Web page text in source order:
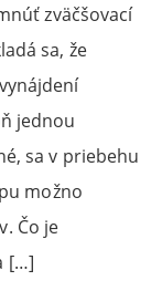
zväčšovací
sa, že
jednou
sa v priebehu
možno
Čo je
[…]